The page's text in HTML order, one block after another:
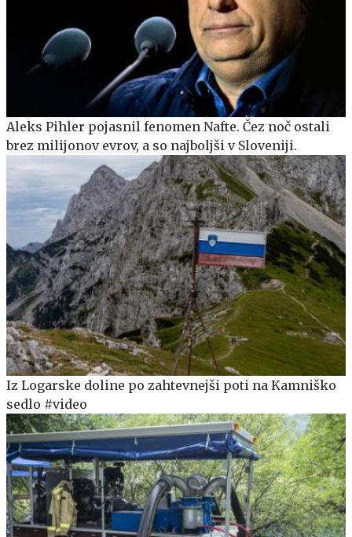
Aleks Pihler pojasnil fenomen Nafte. Čez noč ostali
brez milijonov evrov, a so najboljši v Sloveniji.
Iz Logarske doline po zahtevnejši poti na Kamniško
sedlo #video